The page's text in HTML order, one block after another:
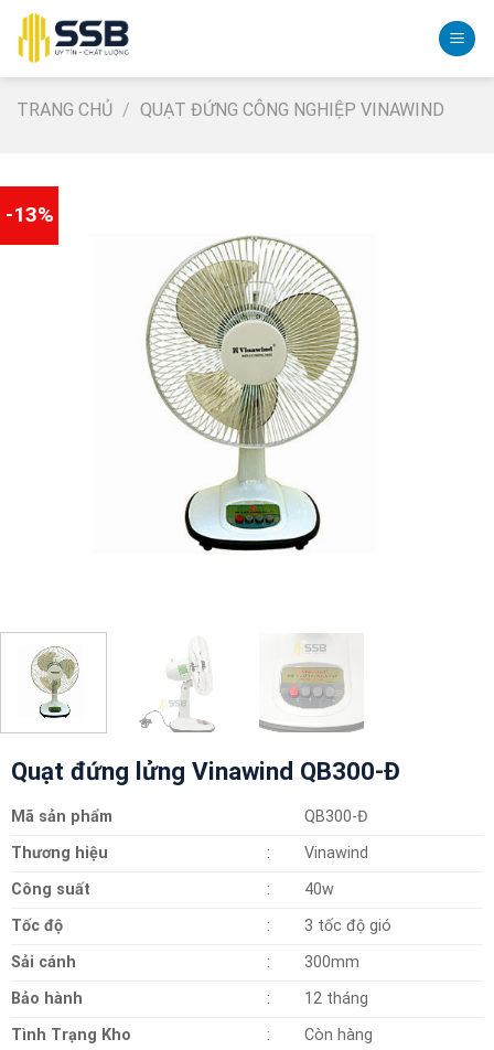
Skip
content
TRANG CHỦ / QUẠT ĐỨNG CÔNG NGHIỆP VINAWIND
-13%
Quạt đứng lửng Vinawind QB300-Đ
Mã sản phẩm
QB300-Đ
Thương hiệu
:
Vinawind
Công suất
:
40w
Tốc độ
:
3 tốc độ gió
Sải cánh
:
300mm
Bảo hành
:
12 tháng
Tình Trạng Kho
: Còn hàng